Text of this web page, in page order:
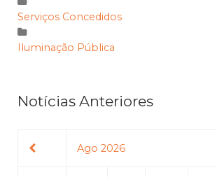
Serviços Concedidos
Iluminação Pública
Notícias Anteriores
Ago 2026